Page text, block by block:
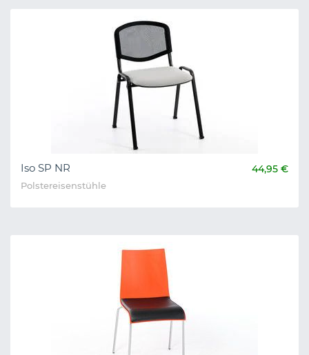
Iso SP NR 44,95 €
Polstereisenstühle